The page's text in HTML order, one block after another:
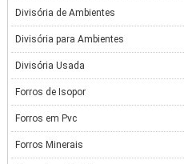
Divisória de Ambientes
Divisória para Ambientes
Divisória Usada
Forros de Isopor
Forros em Pvc
Forros Minerais